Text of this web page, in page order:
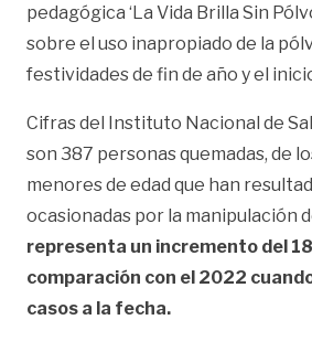
pedagógica ‘La Vida Brilla Sin
sobre el uso inapropiado de la
festividades de fin de año y el
Cifras del Instituto Nacional de
son 387 personas quemadas, de
menores de edad que han
ocasionadas por la manipulación
representa un incremento del
comparación con el 2022
casos a la fecha.